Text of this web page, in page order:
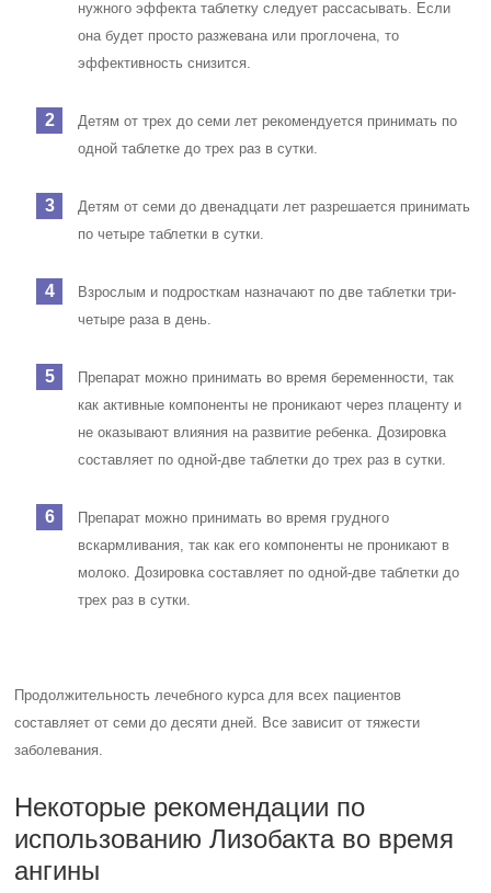
нужного эффекта таблетку следует рассасывать. Если
она будет просто разжевана или проглочена, то
эффективность снизится.
Детям от трех до семи лет рекомендуется принимать по
одной таблетке до трех раз в сутки.
Детям от семи до двенадцати лет разрешается принимать
по четыре таблетки в сутки.
Взрослым и подросткам назначают по две таблетки три-
четыре раза в день.
Препарат можно принимать во время беременности, так
как активные компоненты не проникают через плаценту и
не оказывают влияния на развитие ребенка. Дозировка
составляет по одной-две таблетки до трех раз в сутки.
Препарат можно принимать во время грудного
вскармливания, так как его компоненты не проникают в
молоко. Дозировка составляет по одной-две таблетки до
трех раз в сутки.
Продолжительность лечебного курса для всех пациентов
составляет от семи до десяти дней. Все зависит от тяжести
заболевания.
Некоторые рекомендации по
использованию Лизобакта во время
ангины